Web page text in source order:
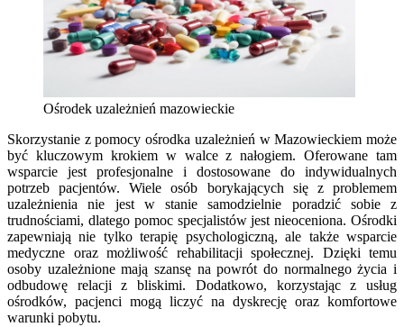
Ośrodek uzależnień mazowieckie
Skorzystanie z pomocy ośrodka uzależnień w Mazowieckiem może
być kluczowym krokiem w walce z nałogiem. Oferowane tam
wsparcie jest profesjonalne i dostosowane do indywidualnych
potrzeb pacjentów. Wiele osób borykających się z problemem
uzależnienia nie jest w stanie samodzielnie poradzić sobie z
trudnościami, dlatego pomoc specjalistów jest nieoceniona. Ośrodki
zapewniają nie tylko terapię psychologiczną, ale także wsparcie
medyczne oraz możliwość rehabilitacji społecznej. Dzięki temu
osoby uzależnione mają szansę na powrót do normalnego życia i
odbudowę relacji z bliskimi. Dodatkowo, korzystając z usług
ośrodków, pacjenci mogą liczyć na dyskrecję oraz komfortowe
warunki pobytu.